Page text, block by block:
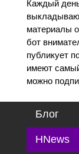
Каждый
материалы
бот
публикует
имеют
можно
Блог
HNews